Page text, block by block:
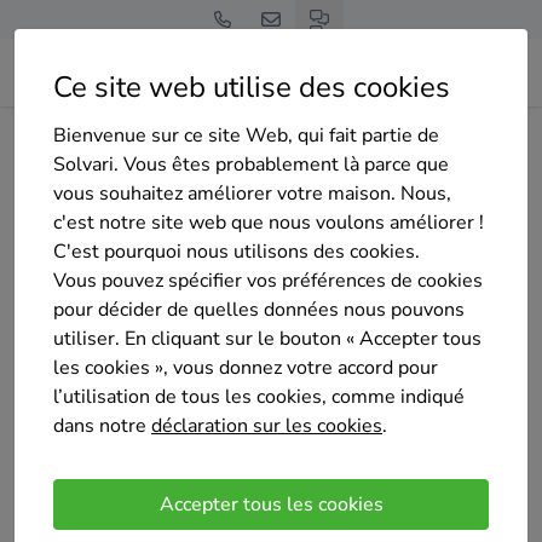
Ce site web utilise des cookies
Bienvenue sur ce site Web, qui fait partie de
Solvari. Vous êtes probablement là parce que
vous souhaitez améliorer votre maison. Nous,
c'est notre site web que nous voulons améliorer !
C'est pourquoi nous utilisons des cookies.
Vous pouvez spécifier vos préférences de cookies
pour décider de quelles données nous pouvons
utiliser. En cliquant sur le bouton « Accepter tous
les cookies », vous donnez votre accord pour
l’utilisation de tous les cookies, comme indiqué
dans notre déclaration sur les cookies.
Accepter tous les cookies
Home Isolation de la toiture Hainaut
Charleroi
DARIUS CONSTRUCT
DARIUS CONSTRUCT
Pas encore d'évaluation
Marcinelle
Depuis plus de 20 ans, Darius Construct vous aide à
réaliser vos projets